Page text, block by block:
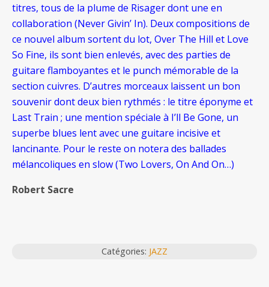
titres, tous de la plume de Risager dont une en
collaboration (Never Givin’ In). Deux compositions de
ce nouvel album sortent du lot, Over The Hill et Love
So Fine, ils sont bien enlevés, avec des parties de
guitare flamboyantes et le punch mémorable de la
section cuivres. D’autres morceaux laissent un bon
souvenir dont deux bien rythmés : le titre éponyme et
Last Train ; une mention spéciale à I’ll Be Gone, un
superbe blues lent avec une guitare incisive et
lancinante. Pour le reste on notera des ballades
mélancoliques en slow (Two Lovers, On And On…)
Robert Sacre
Catégories: JAZZ